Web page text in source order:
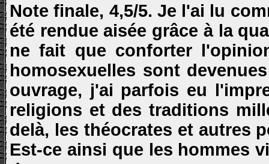
Note finale, 4,5/5. Je l'ai lu
été rendue aisée grâce à la
ne fait que conforter
homosexuelles sont
ouvrage, j'ai parfois eu
religions et des traditions
delà, les théocrates et autres
Est-ce ainsi que les hommes